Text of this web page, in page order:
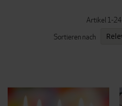
Artikel 1-24
Sortieren nach